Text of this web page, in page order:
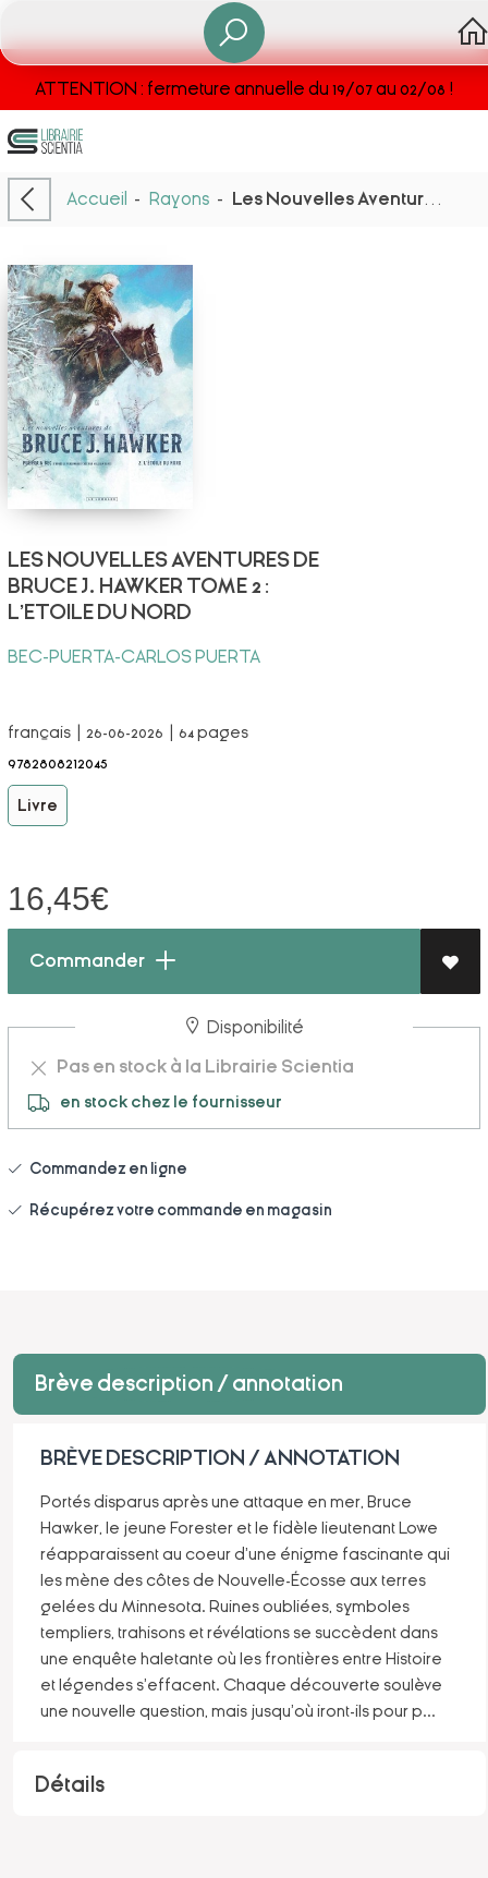
ATTENTION : fermeture annuelle du 19/07 au 02/08 !
Accueil - Rayons - Les Nouvelles Aventures De Bruce J. Hawker Tome 2 : L'etoile Du Nord
LES NOUVELLES AVENTURES DE
BRUCE J. HAWKER TOME 2 :
L'ETOILE DU NORD
BEC-PUERTA-CARLOS PUERTA
français | 26-06-2026 | 64 pages
9782808212045
Livre
16,45€
Commander
Disponibilité
Pas en stock à la Librairie Scientia
en stock chez le fournisseur
Commandez en ligne
Récupérez votre commande en magasin
Brève description / annotation
BRÈVE DESCRIPTION / ANNOTATION
Portés disparus après une attaque en mer, Bruce
Hawker, le jeune Forester et le fidèle lieutenant Lowe
réapparaissent au coeur d'une énigme fascinante qui
les mène des côtes de Nouvelle-Écosse aux terres
gelées du Minnesota. Ruines oubliées, symboles
templiers, trahisons et révélations se succèdent dans
une enquête haletante où les frontières entre Histoire
et légendes s'effacent. Chaque découverte soulève
une nouvelle question, mais jusqu'où iront-ils pour p...
Détails